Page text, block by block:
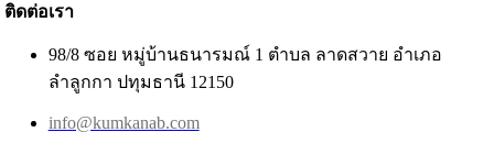
ติดต่อเรา
98/8 ซอย หมู่บ้านธนารมณ์ 1 ตำบล ลาดสวาย อำเภอ
ลำลูกกา ปทุมธานี 12150
info@kumkanab.com